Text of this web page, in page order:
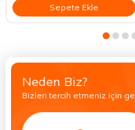
Sepete Ekle
Neden Biz?
Bizleri tercih etmeniz için